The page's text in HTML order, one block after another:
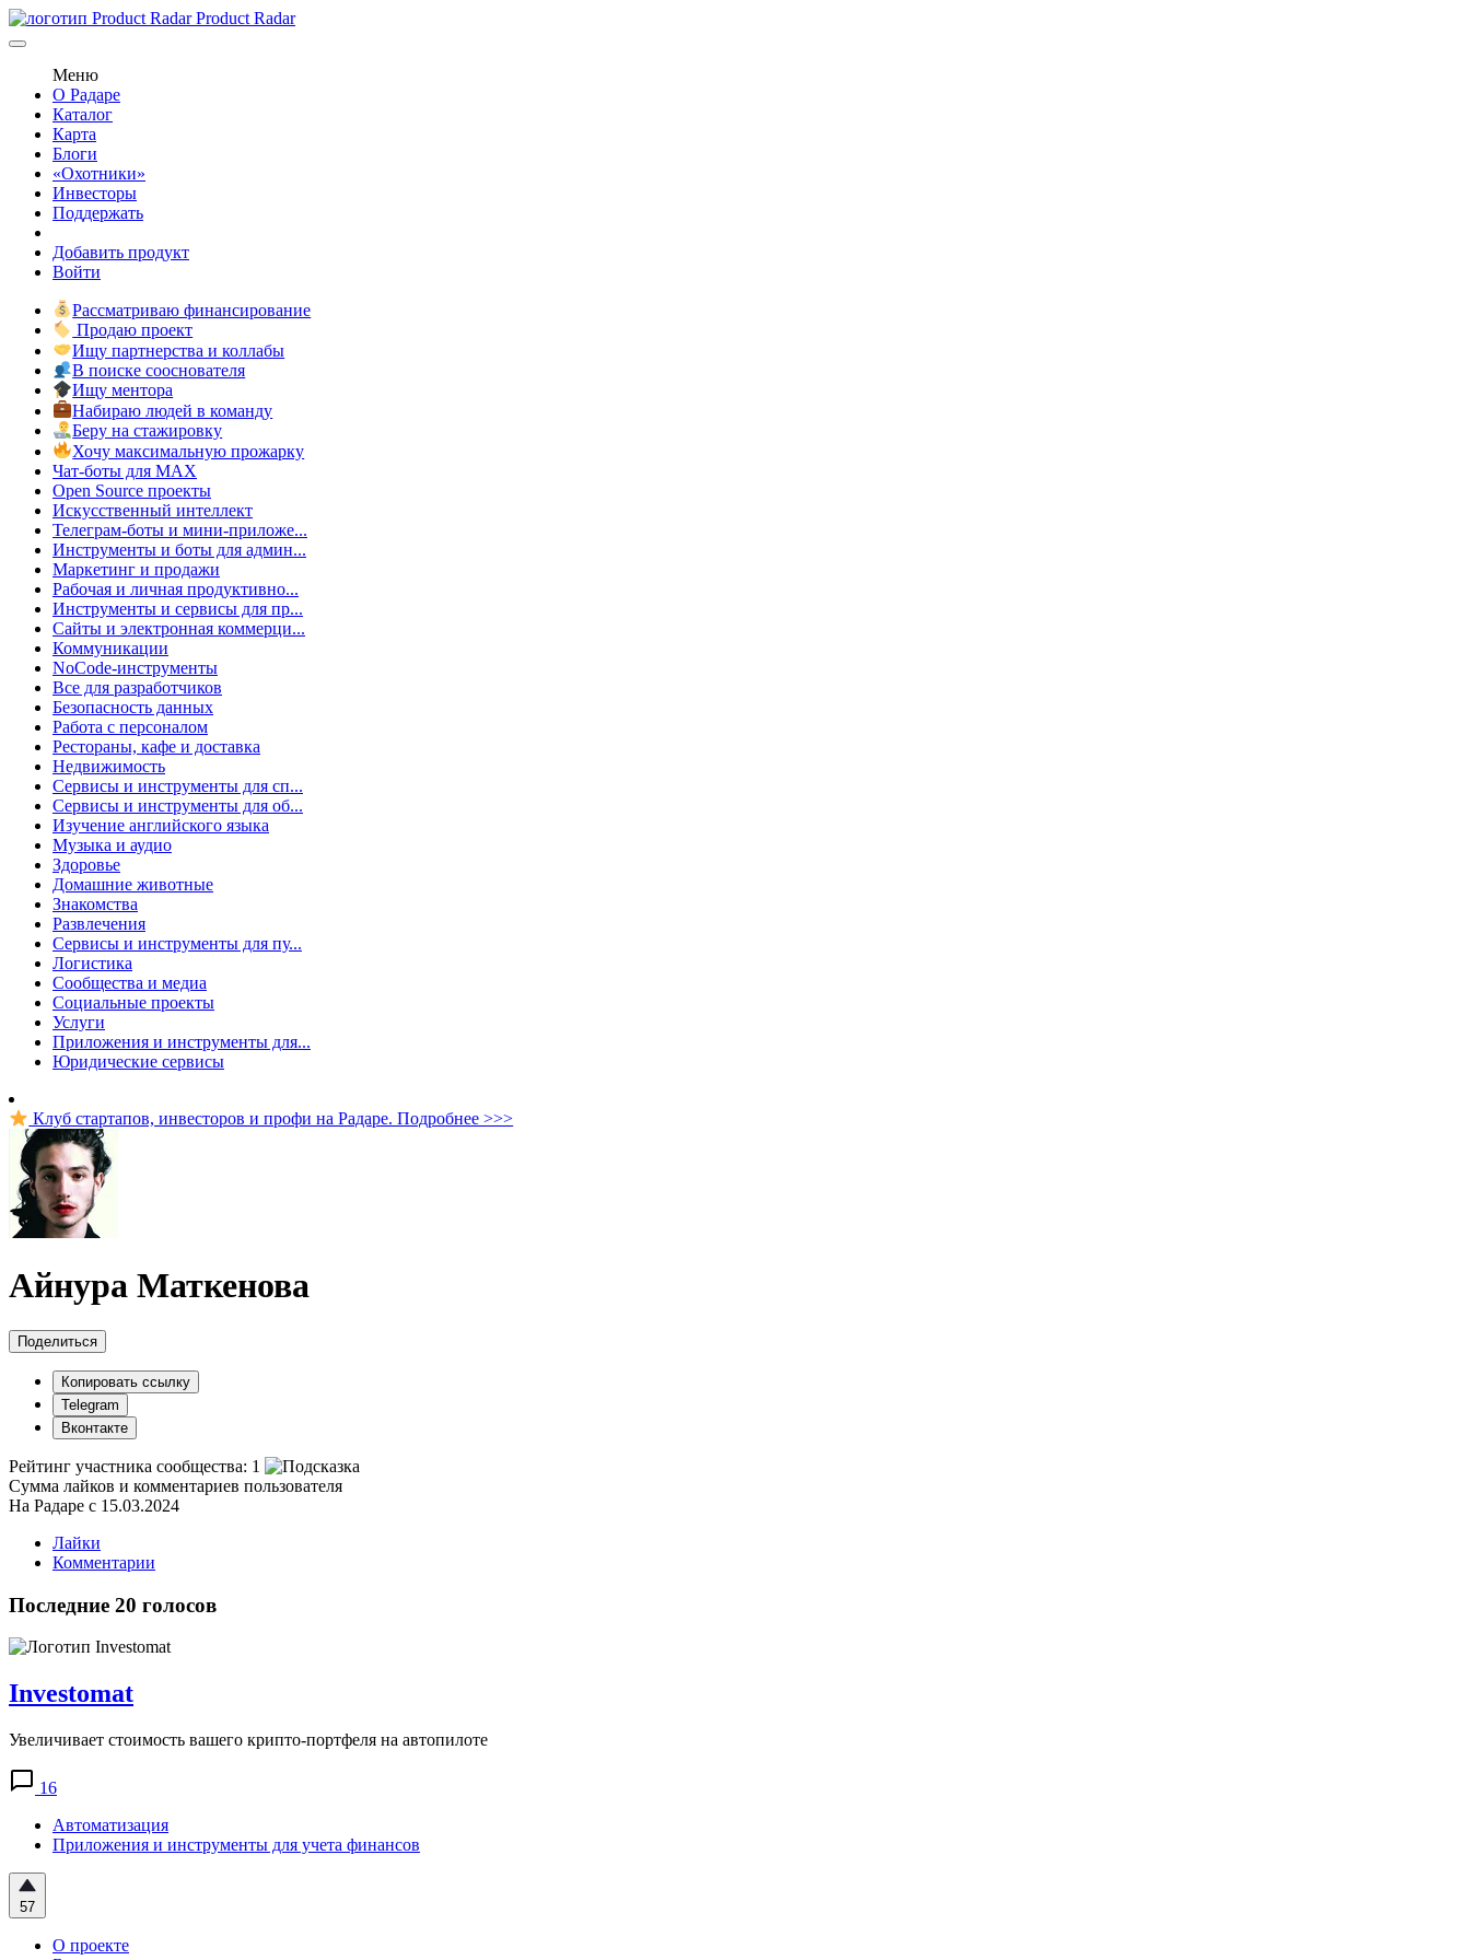
Product Radar
Меню
О Радаре
Каталог
Карта
Блоги
«Охотники»
Инвесторы
Поддержать
Добавить продукт
Войти
Рассматриваю финансирование
Продаю проект
Ищу партнерства и коллабы
В поиске сооснователя
Ищу ментора
Набираю людей в команду
Беру на стажировку
Хочу максимальную прожарку
Чат-боты для MAX
Open Source проекты
Искусственный интеллект
Телеграм-боты и мини-приложе...
Инструменты и боты для админ...
Маркетинг и продажи
Рабочая и личная продуктивно...
Инструменты и сервисы для пр...
Сайты и электронная коммерци...
Коммуникации
NoCode-инструменты
Все для разработчиков
Безопасность данных
Работа с персоналом
Рестораны, кафе и доставка
Недвижимость
Сервисы и инструменты для сп...
Сервисы и инструменты для об...
Изучение английского языка
Музыка и аудио
Здоровье
Домашние животные
Знакомства
Развлечения
Сервисы и инструменты для пу...
Логистика
Сообщества и медиа
Социальные проекты
Услуги
Приложения и инструменты для...
Юридические сервисы
Клуб стартапов, инвесторов и профи на Радаре. Подробнее >>>
Айнура Маткенова
Поделиться
Копировать ссылку
Telegram
Вконтакте
Рейтинг участника сообщества: 1
Сумма лайков и комментариев пользователя
На Радаре с 15.03.2024
Лайки
Комментарии
Последние 20 голосов
Investomat
Увеличивает стоимость вашего крипто-портфеля на автопилоте
16
Автоматизация
Приложения и инструменты для учета финансов
57
О проекте